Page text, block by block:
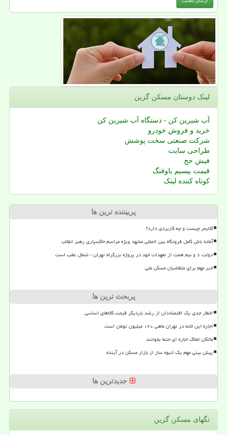
لینک دوستان مسكن گزین
آب شیرین کن - دستگاه آب شیرین کن
خرید و فروش خودرو
شرکت صنعتی سخت پوشش
طراحی سایت
فیش حج
قیمت بیسیم باوفنگ
کوتاه کننده لینک
پربیننده ترین ها
کلایمر چیست و چه کاربردی دارد؟
آماده باش کامل فرودگاه بین المللی مشهد ویژه مراسم خاکسپاری رهبر انقلاب
دولت ۶ و نیم همت از تعهدات خود در پروژه بزرگراه تهران - شمال عقب است
خبر مهم برای متقاضیان مسکن ملی
پربحث ترین ها
اخطار جدی یک اقتصاددان از رشد باردیگر قیمت کالاهای اساسی
اجاره این خانه در تهران ماهی ۱۲۰ میلیون تومان است
مالکان املاک اجاره ای حتما بخوانند
پیش بینی مهم یک انبوه ساز از بازار مسکن در آینده
جدیدترین ها
تگهای مسكن گزین